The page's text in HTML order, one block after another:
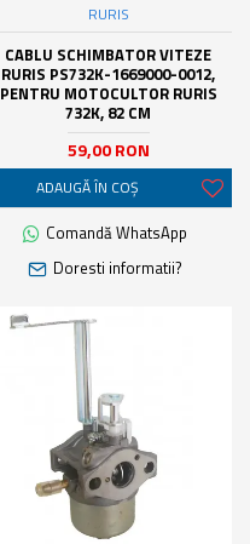
RURIS
CABLU SCHIMBATOR VITEZE
RURIS PS732K-1669000-0012,
PENTRU MOTOCULTOR RURIS
732K, 82 CM
59,00 RON
ADAUGĂ ÎN COŞ
Comandă WhatsApp
Doresti informatii?